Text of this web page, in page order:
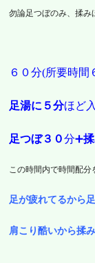
勿論足つぼのみ、揉
６０分(所要時間
足湯に５分ほど
足つぼ３０分➕
この時間内で時間配分
足が疲れてるから
肩こり酷いから揉